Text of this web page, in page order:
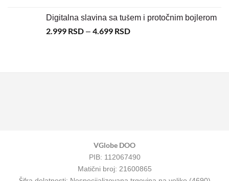
Digitalna slavina sa tušem i protočnim bojlerom
2.999 RSD – 4.699 RSD
VGlobe DOO
PIB: 112067490
Matični broj: 21600865